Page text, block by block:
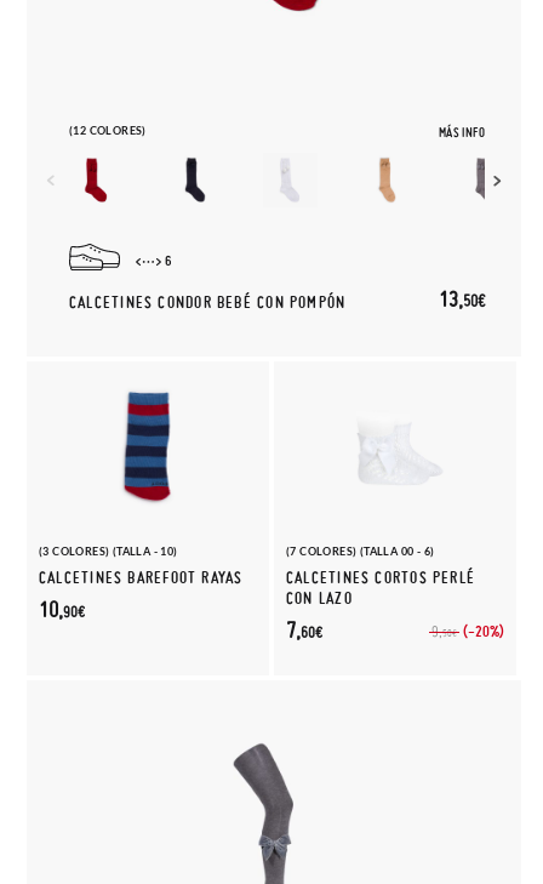
(12 COLORES) MÁS INFO
6
CALCETINES CONDOR BEBÉ CON POMPÓN 13,50€
(3 COLORES) (TALLA - 10)
CALCETINES BAREFOOT RAYAS
10,90€
(7 COLORES) (TALLA 00 - 6)
CALCETINES CORTOS PERLÉ
CON LAZO
9,50€ (-20%)
7,60€